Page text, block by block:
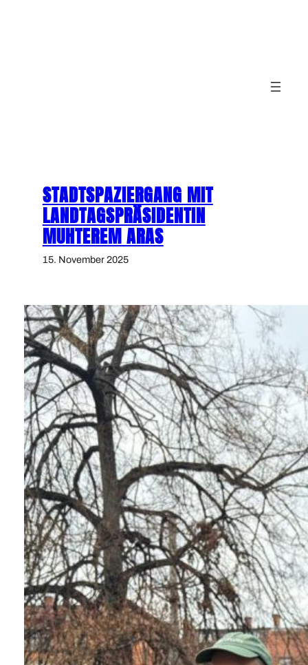
STADTSPAZIERGANG MIT
LANDTAGSPRÄSIDENTIN
MUHTEREM ARAS
15. November 2025